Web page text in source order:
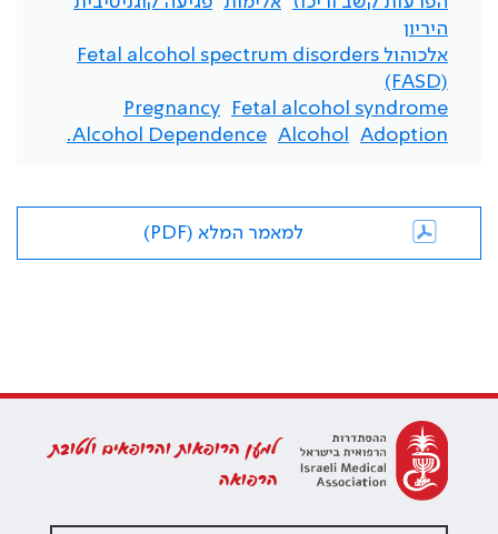
היריון
אלכוהול Fetal alcohol spectrum disorders
(FASD)
Fetal alcohol syndrome
Pregnancy
Adoption
Alcohol
Alcohol Dependence.
למאמר המלא (PDF)
למען הרופאות והרופאים ולטובת
הרפואה